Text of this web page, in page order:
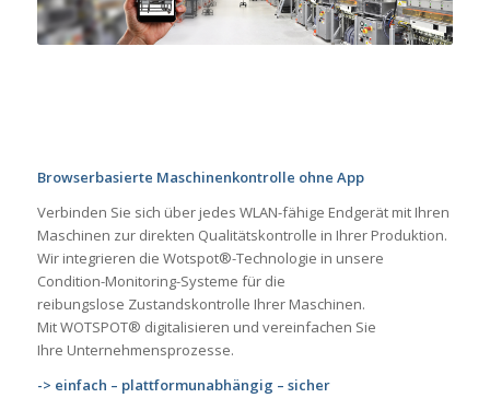
Browserbasierte Maschinenkontrolle ohne App
Verbinden Sie sich über jedes WLAN-fähige Endgerät mit Ihren
Maschinen zur direkten Qualitätskontrolle in Ihrer Produktion.
Wir integrieren die Wotspot®-Technologie in unsere
Condition-Monitoring-Systeme für die
reibungslose Zustandskontrolle Ihrer Maschinen.
Mit WOTSPOT® digitalisieren und vereinfachen Sie
Ihre Unternehmensprozesse.
-> einfach – plattformunabhängig – sicher